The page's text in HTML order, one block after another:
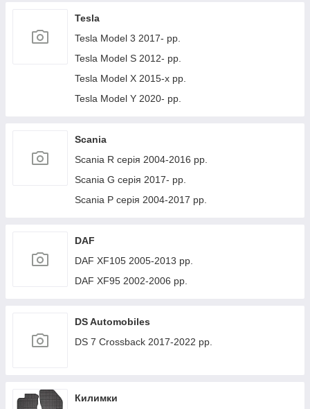
Tesla
Tesla Model 3 2017- рр.
Tesla Model S 2012- рр.
Tesla Model X 2015-х рр.
Tesla Model Y 2020- рр.
Scania
Scania R серія 2004-2016 рр.
Scania G серія 2017- рр.
Scania P серія 2004-2017 рр.
DAF
DAF XF105 2005-2013 рр.
DAF XF95 2002-2006 рр.
DS Automobiles
DS 7 Crossback 2017-2022 рр.
Килимки